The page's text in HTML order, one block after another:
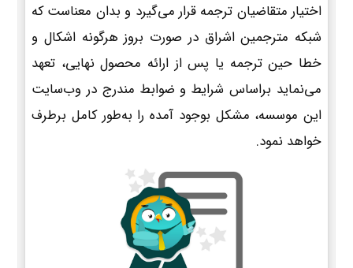
اختیار متقاضیان ترجمه قرار می‌گیرد و بدان معناست که
شبکه مترجمین اشراق در صورت بروز هرگونه اشکال و
خطا حین ترجمه یا پس از ارائه محصول نهایی، تعهد
می‌نماید براساس شرایط و ضوابط مندرج در وب‌سایت
این موسسه، مشکل بوجود آمده را به‌طور کامل برطرف
خواهد نمود.